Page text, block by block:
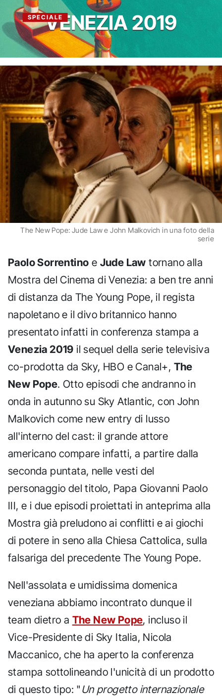
SPECIALEVENEZIA 2019
The New Pope: Jude Law e John Malkovich in una foto della
serie
Paolo Sorrentino e Jude Law tornano alla
Mostra del Cinema di Venezia: a ben tre anni
di distanza da The Young Pope, il regista
napoletano e il divo britannico hanno
presentato infatti in conferenza stampa a
Venezia 2019 il sequel della serie televisiva
co-prodotta da Sky, HBO e Canal+, The
New Pope. Otto episodi che andranno in
onda in autunno su Sky Atlantic, con John
Malkovich come new entry di lusso
all'interno del cast: il grande attore
americano compare infatti, a partire dalla
seconda puntata, nelle vesti del
personaggio del titolo, Papa Giovanni Paolo
III, e i due episodi proiettati in anteprima alla
Mostra già preludono ai conflitti e ai giochi
di potere in seno alla Chiesa Cattolica, sulla
falsariga del precedente The Young Pope.
Nell'assolata e umidissima domenica
veneziana abbiamo incontrato dunque il
team dietro a The New Pope, incluso il
Vice-Presidente di Sky Italia, Nicola
Maccanico, che ha aperto la conferenza
stampa sottolineando l'unicità di un prodotto
di questo tipo: " Un progetto internazionale